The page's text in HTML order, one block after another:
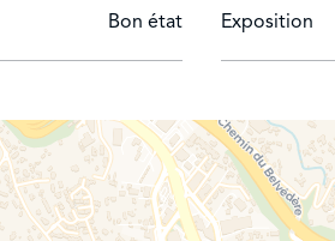
m x 5 m)
d'été, barbecue et bar
WI-FI - Satellite dans salon et
Bon état Exposition